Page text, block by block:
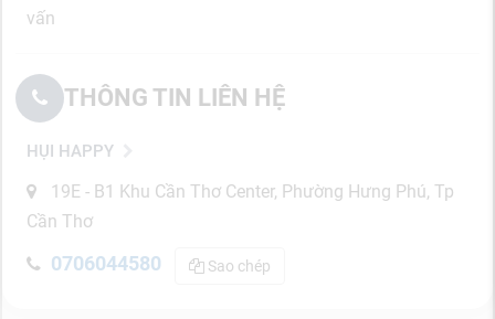
vấn
THÔNG TIN LIÊN HỆ
HỤI HAPPY
19E - B1 Khu Cần Thơ Center, Phường Hưng Phú, Tp
Cần Thơ
0706044580 Sao chép